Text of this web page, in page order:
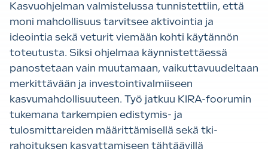
Kasvuohjelman valmistelussa tunnistettiin, että
moni mahdollisuus tarvitsee aktivointia ja
ideointia sekä veturit viemään kohti käytännön
toteutusta. Siksi ohjelmaa käynnistettäessä
panostetaan vain muutamaan, vaikuttavuudeltaan
merkittävään ja investointivalmiiseen
kasvumahdollisuuteen. Työ jatkuu KIRA-foorumin
tukemana tarkempien edistymis- ja
tulosmittareiden määrittämisellä sekä tki-
rahoituksen kasvattamiseen tähtäävillä